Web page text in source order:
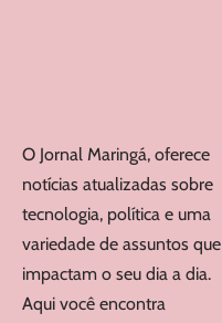
O Jornal Maringá, oferece
notícias atualizadas sobre
tecnologia, política e uma
variedade de assuntos que
impactam o seu dia a dia.
Aqui você encontra